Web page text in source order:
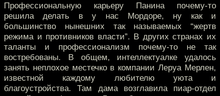
Профессиональную карьеру Панина почему-то
решила делать в у нас Мордоре, ну как и
большинство нынешних так называемых “жертв
режима и противников власти”. В других странах их
таланты и профессионализм почему-то не так
востребованы. В общем, интеллектуалке удалось
занять неплохое местечко в компании Леруа Мерлен,
известной каждому любителю уюта и
благоустройства. Там дама возглавила пиар-отдел